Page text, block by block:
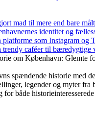
mad til mere end bare
identitet og
platforme som Instagram og
trendy caféer til bæredygtige
om København: Glemte
spændende historie med
legender og myter fra
for både